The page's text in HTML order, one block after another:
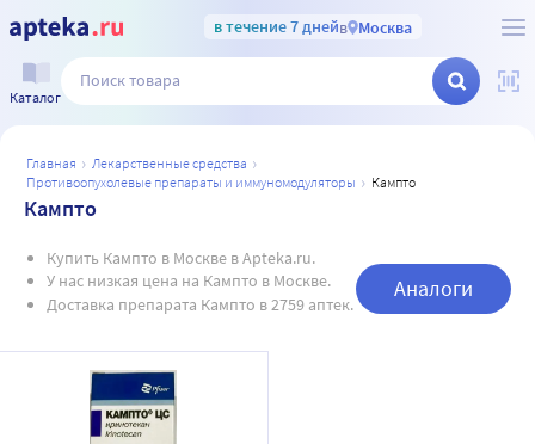
в течение 7 днейв Москва
Каталог
главная
лекарственные средства
противоопухолевые препараты и иммуномодуляторы
кампто
Кампто
Купить Кампто в Москве в Apteka.ru.
У нас низкая цена на Кампто в Москве.
Доставка препарата Кампто в 2759 аптек.
Аналоги